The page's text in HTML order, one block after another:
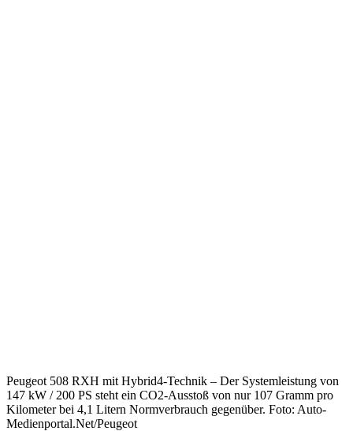
Peugeot 508 RXH mit Hybrid4-Technik – Der Systemleistung von
147 kW / 200 PS steht ein CO2-Ausstoß von nur 107 Gramm pro
Kilometer bei 4,1 Litern Normverbrauch gegenüber. Foto: Auto-
Medienportal.Net/Peugeot